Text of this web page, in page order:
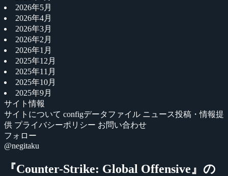
2026年5月
2026年4月
2026年3月
2026年2月
2026年1月
2025年12月
2025年11月
2025年10月
2025年9月
サイト情報
サイトについて configデータファイル ニュース投稿・情報提
供 プライバシーポリシー お問い合わせ
フォロー
@negitaku
『Counter-Strike: Global Offensive』の